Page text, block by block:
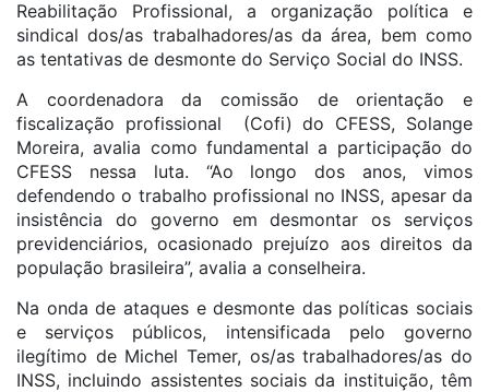
Reabilitação Profissional, a organização política e
sindical dos/as trabalhadores/as da área, bem como
as tentativas de desmonte do Serviço Social do INSS.
A coordenadora da comissão de orientação e
fiscalização profissional (Cofi) do CFESS, Solange
Moreira, avalia como fundamental a participação do
CFESS nessa luta. “Ao longo dos anos, vimos
defendendo o trabalho profissional no INSS, apesar da
insistência do governo em desmontar os serviços
previdenciários, ocasionado prejuízo aos direitos da
população brasileira”, avalia a conselheira.
Na onda de ataques e desmonte das políticas sociais
e serviços públicos, intensificada pelo governo
ilegítimo de Michel Temer, os/as trabalhadores/as do
INSS, incluindo assistentes sociais da instituição, têm